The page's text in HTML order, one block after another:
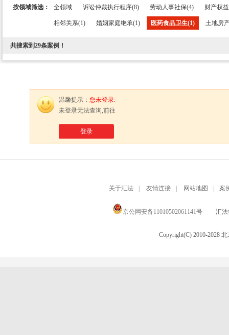
按领域筛选： 全领域 诉讼仲裁执行程序(8) 劳动人事社保(4) 财产权
相邻关系(1) 婚姻家庭继承(1) 医药食品卫生(1) 土地房
共搜索到29条案例！
温馨提示： 您未登录.
未登录无法查询,前往
登录
关于汇法 友情连接 网站地图 案
京公网安备11010502061141号 汇法
Copyright(C) 2010-2028